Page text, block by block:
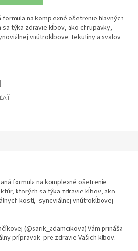
na komplexné ošetrenie hlavných
týka zdravie kĺbov, ako chrupavky,
vnútrokĺbovej tekutiny a svalov.
formula na komplexné ošetrenie
ktorých sa týka zdravie kĺbov, ako
kostí, synoviálnej vnútrokĺbovej
(@sarik_adamcikova) Vám prináša
prípravok pre zdravie Vašich kĺbov.